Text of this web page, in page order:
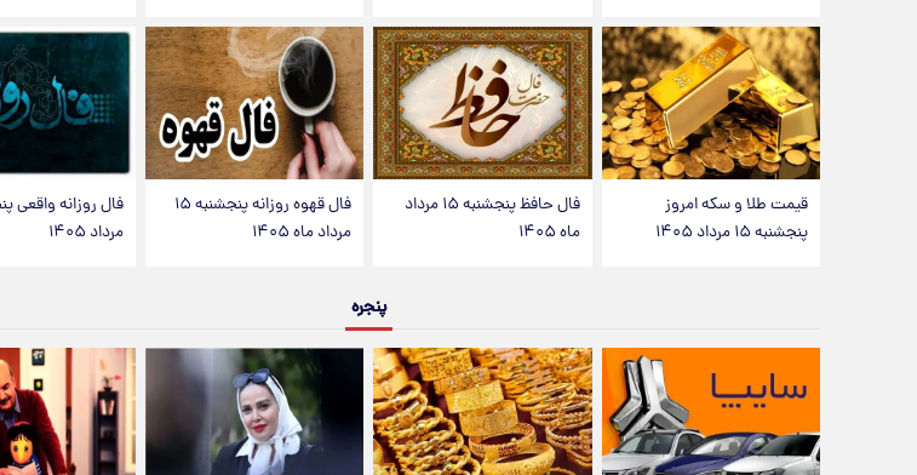
قیمت طلا و سکه امروز
پنجشنبه ۱۵ مرداد ۱۴۰۵
فال حافظ پنجشنبه ۱۵ مرداد
ماه ۱۴۰۵
فال قهوه روزانه پنجشنبه ۱۵
مرداد ماه ۱۴۰۵
مرداد ۱۴۰۵
پنجره